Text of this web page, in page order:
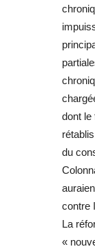
dont le
du
contre
La
«